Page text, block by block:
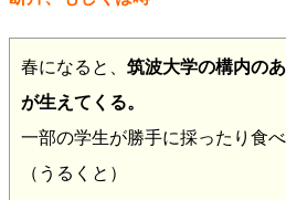
春になると、 筑波大学の構内の
が生えてくる。
一部の学生が勝手に採ったり食
（うるくと）